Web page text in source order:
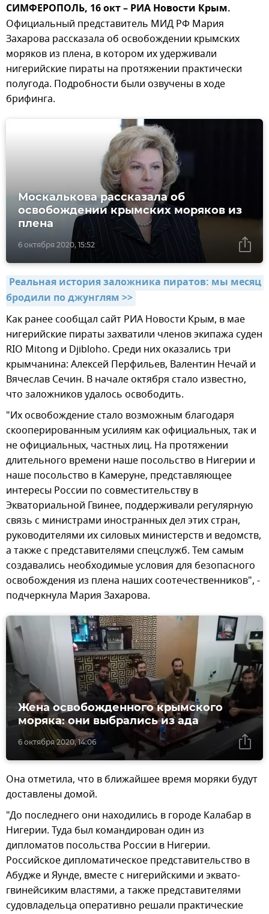
СИМФЕРОПОЛЬ, 16 окт – РИА Новости Крым.
Официальный представитель МИД РФ Мария
Захарова рассказала об освобождении крымских
моряков из плена, в котором их удерживали
нигерийские пираты на протяжении практически
полугода. Подробности были озвучены в ходе
брифинга.
6 октября 2020, 15:52
Москалькова рассказала об
освобождении крымских моряков из
плена
Реальная история заложника пиратов: мы месяц
бродили по джунглям >>
Как ранее сообщал сайт РИА Новости Крым, в мае
нигерийские пираты захватили членов экипажа суден
RIO Mitong и Djibloho. Среди них оказались три
крымчанина: Алексей Перфильев, Валентин Нечай и
Вячеслав Сечин. В начале октября стало известно,
что заложников удалось освободить.
"Их освобождение стало возможным благодаря
скооперированным усилиям как официальных, так и
не официальных, частных лиц. На протяжении
длительного времени наше посольство в Нигерии и
наше посольство в Камеруне, представляющее
интересы России по совместительству в
Экваториальной Гвинее, поддерживали регулярную
связь с министрами иностранных дел этих стран,
руководителями их силовых министерств и ведомств,
а также с представителями спецслужб. Тем самым
создавались необходимые условия для безопасного
освобождения из плена наших соотечественников", -
подчеркнула Мария Захарова.
6 октября 2020, 14:06
Жена освобожденного крымского
моряка: они выбрались из ада
Она отметила, что в ближайшее время моряки будут
доставлены домой.
"До последнего они находились в городе Калабар в
Нигерии. Туда был командирован один из
дипломатов посольства России в Нигерии.
Российское дипломатическое представительство в
Абудже и Яунде, вместе с нигерийскими и эквато-
гвинейсиким властями, а также представителями
судовладельца оперативно решали практические